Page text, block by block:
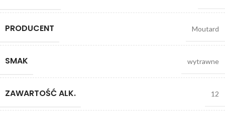
PRODUCENT Moutard
SMAK wytrawne
ZAWARTOŚĆ ALK. 12